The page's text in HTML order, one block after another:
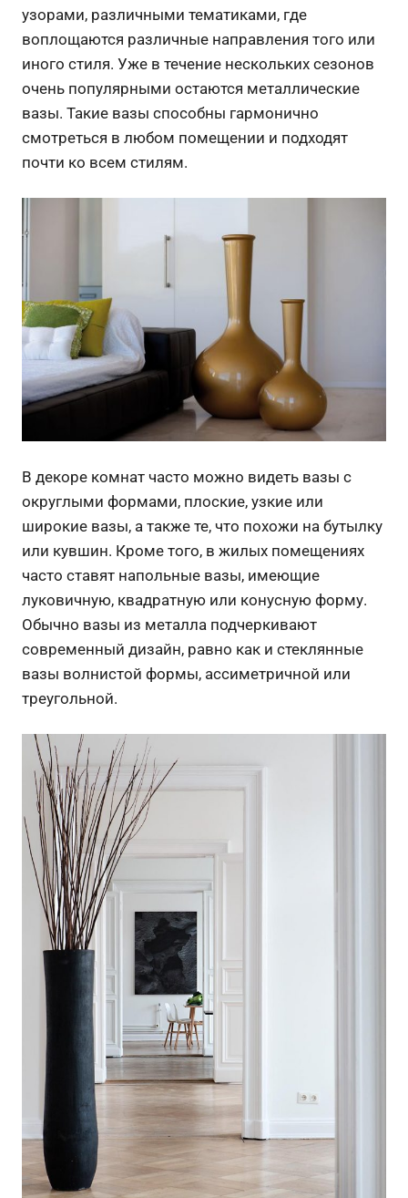
узорами, различными тематиками, где
воплощаются различные направления того или
иного стиля. Уже в течение нескольких сезонов
очень популярными остаются металлические
вазы. Такие вазы способны гармонично
смотреться в любом помещении и подходят
почти ко всем стилям.
В декоре комнат часто можно видеть вазы с
округлыми формами, плоские, узкие или
широкие вазы, а также те, что похожи на бутылку
или кувшин. Кроме того, в жилых помещениях
часто ставят напольные вазы, имеющие
луковичную, квадратную или конусную форму.
Обычно вазы из металла подчеркивают
современный дизайн, равно как и стеклянные
вазы волнистой формы, ассиметричной или
треугольной.